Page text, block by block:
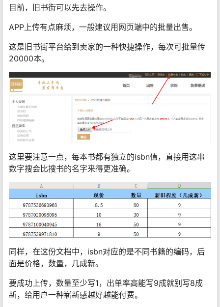
目前，旧书街可以先去操作。
APP上传有点麻烦，一般建议用网页端中的批量出售。
这是旧书街平台给到卖家的一种快捷操作，每次可批量传
20000本。
这里要注意一点，每本书都有独立的isbn值，直接用这串
数字搜会比搜书的名字来得更准确。
同样，在这份文档中，isbn对应的是不同书籍的编码，后
面是价格，数量，几成新。
要成功上传，数量至少写1，出单率高能写9成就别写8成
新，给用户一种崭新感越好越能付费。